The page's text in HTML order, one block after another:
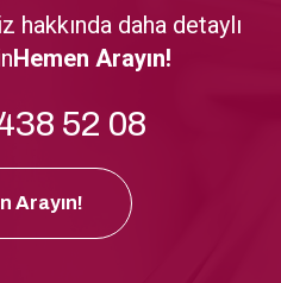
daha detaylı
Hemen Arayın!
52 08
Arayın!